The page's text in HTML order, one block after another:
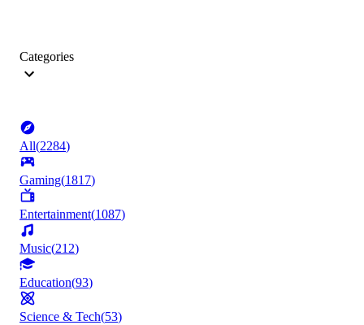
Categories
All(2284)
Gaming(1817)
Entertainment(1087)
Music(212)
Education(93)
Science & Tech(53)